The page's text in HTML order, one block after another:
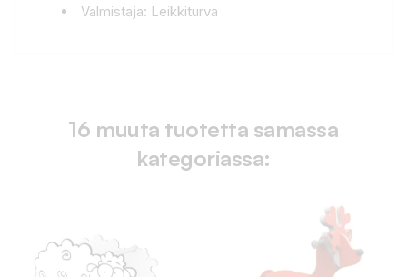
Valmistaja: Leikkiturva
16 muuta tuotetta samassa
kategoriassa: